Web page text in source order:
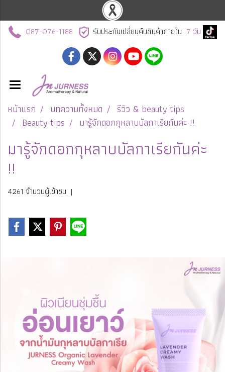
087-076-1188 รับประกันเปลี่ยนคืนสินค้าภายใน 7 วัน
หน้าแรก บทความทั้งหมด
รีวิว & beauty tips
Beauty tips
มารู้จักดอกกุหลาบบัลกาเรียกันค่ะ !!
มารู้จักดอกกุหลาบบัลกาเรียกันค่ะ
!!
4261 จำนวนผู้เข้าชม |